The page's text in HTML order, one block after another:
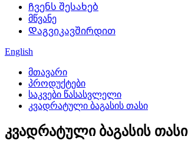
Ჩვენს შესახებ
მწვანე
Დაგვიკავშირდით
English
მთავარი
პროდუქტები
საკვები წასასვლელი
კვადრატული ბაგასის თასი
კვადრატული ბაგასის თასი